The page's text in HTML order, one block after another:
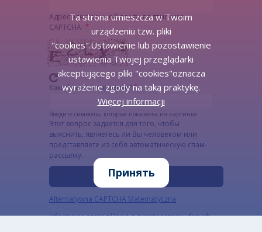
Адрес электронной почты подписчика.
CAPTCHA
Какой код на картинке?
Введите символы, которые показаны на картинке.
Этот вопрос задается для того, чтобы
выяснить, являетесь ли Вы человеком или
представляете из себя автоматическую спам-
рассылку.
Alternatywna CAPTCHA Matematyczna
Informacja szczegółowa o przetwarzaniu danych
Ta strona umieszcza w Twoim
urządzeniu tzw. pliki
"cookies".Ustawienie lub pozostawienie
ustawienia Twojej przeglądarki
akceptującego pliki "cookies"oznacza
wyrażenie zgody na taką praktykę.
Więcej informacji
Принять